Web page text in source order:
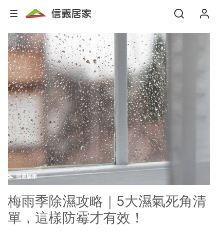
梅雨季除濕攻略｜5大濕氣死角清
單，這樣防霉才有效！